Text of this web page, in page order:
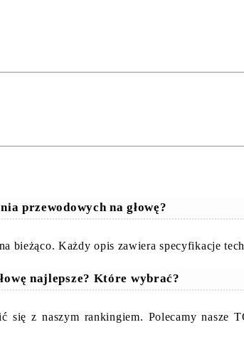
przewodowych na głowę?
bieżąco. Każdy opis zawiera specyfikacje
najlepsze? Które wybrać?
z naszym rankingiem. Polecamy nasze